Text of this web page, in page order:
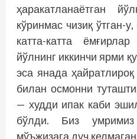
ҳаракатланаётган
кўринмас чизиқ ўтган-
катта-катта
йўлнинг иккинчи ярми
эса янада
билан осмонни
— худди ипак каби
бўлди. Биз
мўъжизага дуч